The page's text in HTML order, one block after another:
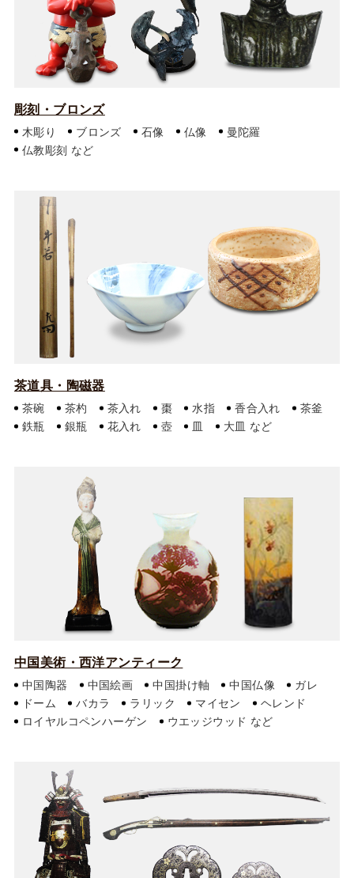
彫刻・ブロンズ
木彫り ブロンズ 石像 仏像
曼陀羅
仏教彫刻
茶道具・陶磁器
茶碗 茶杓 茶入れ 棗 水指 香合入れ
茶釜
鉄瓶
銀瓶 花入れ 壺 皿 大皿
中国美術・西洋アンティーク
中国陶器 中国絵画 中国掛け軸 中国仏像
ガレ
ドーム
バカラ ラリック マイセン
ヘレンド
ロイヤルコペンハーゲン
ウエッジウッド